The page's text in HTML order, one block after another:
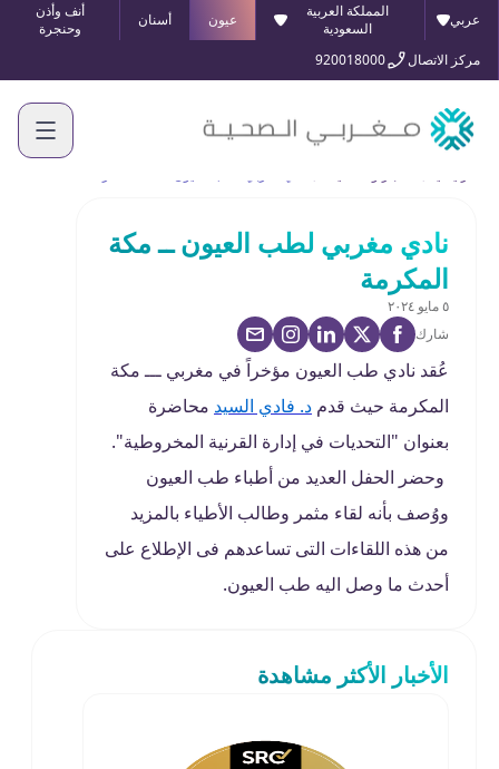
عربي
المملكة العربية
السعودية
عيون أسنان
أنف وأذن
وحنجرة
مركز الاتصال
920018000
نادي مغربي لطب العيون ــ مكة
المكرمة
٥ مايو ٢٠٢٤
شارك
عُقد نادي طب العيون مؤخراً في مغربي ـــ مكة
المكرمة حيث قدم د. فادي السيد محاضرة
بعنوان "التحديات في إدارة القرنية المخروطية".
وحضر الحفل العديد من أطباء طب العيون
ووُصف بأنه لقاء مثمر وطالب الأطياء بالمزيد
من هذه اللقاءات التى تساعدهم فى الإطلاع على
أحدث ما وصل اليه طب العيون.
الأخبار الأكثر مشاهدة